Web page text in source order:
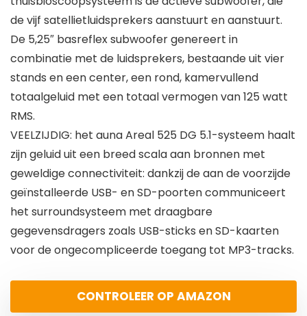
de vijf satellietluidsprekers aanstuurt en aanstuurt.
De 5,25″ basreflex subwoofer genereert in
combinatie met de luidsprekers, bestaande uit vier
stands en een center, een rond, kamervullend
totaalgeluid met een totaal vermogen van 125 watt
RMS.
VEELZIJDIG: het auna Areal 525 DG 5.1-systeem haalt
zijn geluid uit een breed scala aan bronnen met
geweldige connectiviteit: dankzij de aan de voorzijde
geïnstalleerde USB- en SD-poorten communiceert
het surroundsysteem met draagbare
gegevensdragers zoals USB-sticks en SD-kaarten
voor de ongecompliceerde toegang tot MP3-tracks.
CONTROLEER OP AMAZON